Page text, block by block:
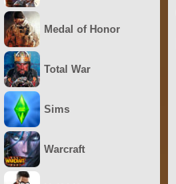
Medal of Honor
Total War
Sims
Warcraft